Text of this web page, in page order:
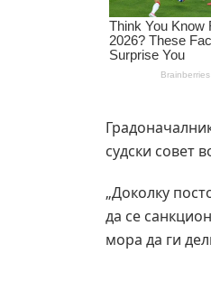
судски совет
„Доколку
да се
мора да ги